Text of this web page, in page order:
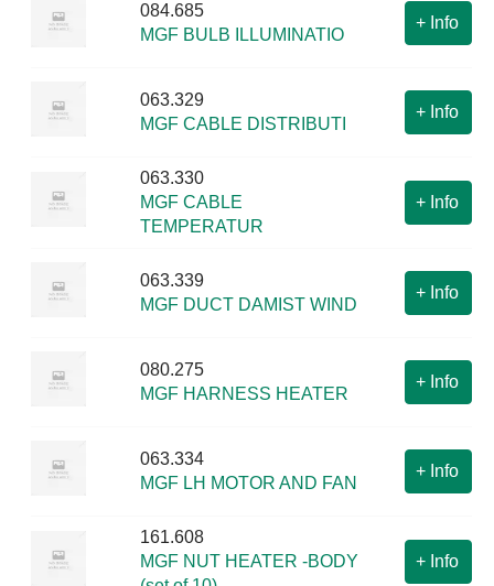
084.685
MGF BULB ILLUMINATIO
+ Info
063.329
MGF CABLE DISTRIBUTI
+ Info
063.330
MGF CABLE
TEMPERATUR
+ Info
063.339
MGF DUCT DAMIST WIND
+ Info
080.275
MGF HARNESS HEATER
+ Info
063.334
MGF LH MOTOR AND FAN
+ Info
161.608
MGF NUT HEATER -BODY
+ Info